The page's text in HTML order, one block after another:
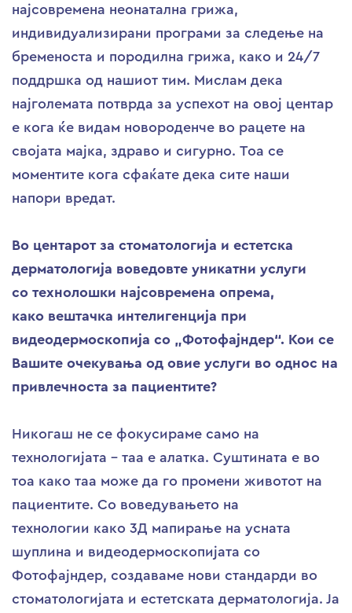
најсовремена неонатална грижа,
индивидуализирани програми за следење на
бременоста и породилна грижа, како и 24/7
поддршка од нашиот тим. Мислам дека
најголемата потврда за успехот на овој центар
е кога ќе видам новороденче во рацете на
својата мајка, здраво и сигурно. Тоа се
моментите кога сфаќате дека сите наши
напори вредат.
Во центарот за стоматологија и естетска
дерматологија воведовте уникатни услуги
со технолошки најсовремена опрема,
како вештачка интелигенција при
видеодермоскопија со „Фотофајндер“. Кои се
Вашите очекувања од овие услуги во однос на
привлечноста за пациентите?
Никогаш не се фокусираме само на
технологијата – таа е алатка. Суштината е во
тоа како таа може да го промени животот на
пациентите. Со воведувањето на
технологии како 3Д мапирање на усната
шуплина и видеодермоскопијата со
Фотофајндер, создаваме нови стандарди во
стоматологијата и естетската дерматологија. Ја